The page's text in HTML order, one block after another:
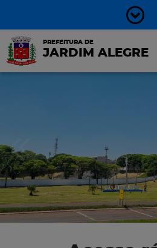
PREFEITURA DE
JARDIM ALEGRE